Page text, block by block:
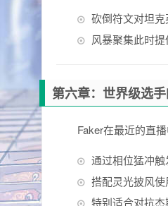
砍倒符文对坦
风暴聚集此时
第六章：世界级选
Faker在最近的直
通过相位猛冲
搭配灵光披风使
特别适合对抗